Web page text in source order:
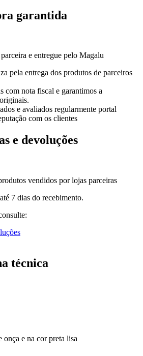
garantida
e entregue pelo Magalu
pela entrega dos produtos de parceiros
com nota fiscal e garantimos a
e avaliados regularmente portal
com os clientes
e devoluções
vendidos por lojas parceiras
7 dias do recebimento.
técnica
onça e na cor preta lisa